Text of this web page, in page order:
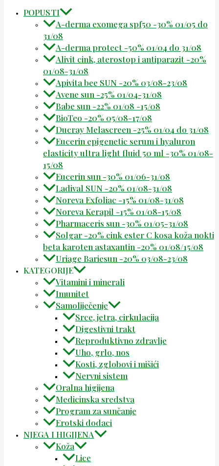
POPUSTI
A-derma exomega spf50 -30% 01/05 do
31/08
A-derma protect -50% 01/04 do 31/08
Alivit cink, aterostop i antiparazit -20%
01/08-31/08
Apivita bee SUN -20% 03/08-23/08
Avene sun -25% 01/04-31/08
Babe sun -22% 01/08 -15/08
BioTeo -20% 05/08-17/08
Ducray Melascreen -25% 01/04 do 31/08
Eucerin epigenetic serum i hyaluron
elasticity ultra light fluid 50 ml -30% 01/08-
15/08
Eucerin sun -30% 01/06-31/08
Ladival SUN -20% 01/08-31/08
Noreva Exfoliac -15% 01/08-31/08
Noreva Kerapil -15% 01/08-15/08
Pharmaceris sun -30% 01/05-31/08
Solgar -20% cink ester C kosa koža nokti
beta karoten astaxantin -20% 01/08/15/08
Uriage Bariesun -20% 03/08-23/08
KATEGORIJE
Vitamini i minerali
Imunitet
Samoliječenje
Srce, jetra, cirkulacija
Digestivni trakt
Reproduktivno zdravlje
Uho, grlo, nos
Kosti, zglobovi i mišići
Nervni sistem
Oralna higijena
Medicinska sredstva
Program za sunčanje
Erotski dodaci
NJEGA I HIGIJENA
Koža
Lice